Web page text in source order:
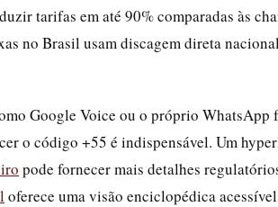
tarifas em até 90% comparadas às
no Brasil usam discagem direta
Google Voice ou o próprio
o código +55 é indispensável. Um
pode fornecer mais detalhes
oferece uma visão enciclopédica